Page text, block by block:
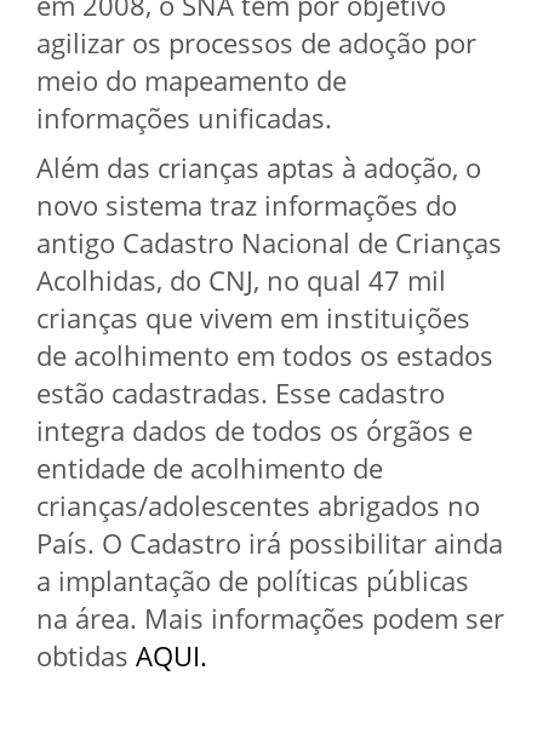
agilizar os processos de adoção por
meio do mapeamento de
informações unificadas.
Além das crianças aptas à adoção, o
novo sistema traz informações do
antigo Cadastro Nacional de Crianças
Acolhidas, do CNJ, no qual 47 mil
crianças que vivem em instituições
de acolhimento em todos os estados
estão cadastradas. Esse cadastro
integra dados de todos os órgãos e
entidade de acolhimento de
crianças/adolescentes abrigados no
País. O Cadastro irá possibilitar ainda
a implantação de políticas públicas
na área. Mais informações podem ser
obtidas AQUI.